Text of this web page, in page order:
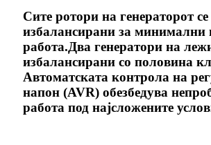
Сите ротори на генераторот
избалансирани за минимални
работа.Два генератори на
избалансирани со половина
Автоматската контрола на
напон (AVR) обезбедува
работа под најсложените